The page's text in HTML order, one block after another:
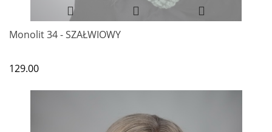
Monolit 34 - SZAŁWIOWY
129.00